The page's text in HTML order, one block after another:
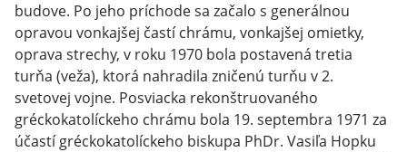
budove. Po jeho príchode sa začalo s generálnou
opravou vonkajšej častí chrámu, vonkajšej omietky,
oprava strechy, v roku 1970 bola postavená tretia
turňa (veža), ktorá nahradila zničenú turňu v 2.
svetovej vojne. Posviacka rekonštruovaného
gréckokatolíckeho chrámu bola 19. septembra 1971 za
účastí gréckokatolíckeho biskupa PhDr. Vasiľa Hopku